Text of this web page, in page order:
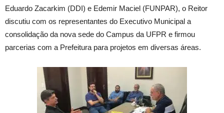
Eduardo Zacarkim (DDI) e Edemir Maciel (FUNPAR), o Reitor
discutiu com os representantes do Executivo Municipal a
consolidação da nova sede do Campus da UFPR e firmou
parcerias com a Prefeitura para projetos em diversas áreas.